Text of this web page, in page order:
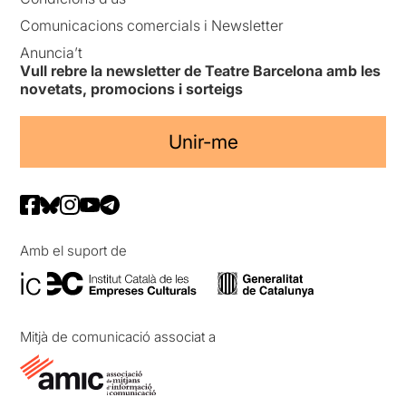
Comunicacions comercials i Newsletter
Anuncia’t
Vull rebre la newsletter de Teatre Barcelona amb les
novetats, promocions i sorteigs
Unir-me
Amb el suport de
Mitjà de comunicació associat a